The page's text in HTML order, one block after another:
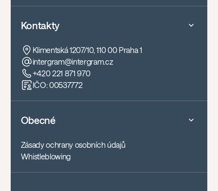
Kontakty
Klimentská 1207/10, 110 00 Praha 1
intergram@intergram.cz
+420 221 871 970
IČO: 00537772
Obecné
Zásady ochrany osobních údajů
Whistleblowing